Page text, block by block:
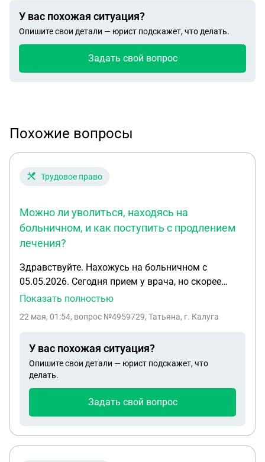
У вас похожая ситуация?
Опишите свои детали — юрист подскажет, что делать.
Задать свой вопрос
Похожие вопросы
Трудовое право
Можно ли уволиться, находясь на
больничном, и как поступить с продлением
лечения?
Здравствуйте. Нахожусь на больничном с
05.05.2026. Сегодня прием у врача, но скорее
всего продлят. Приходилось выходить на работу,
выписать, вопреки состоянию здоровья, или
находясь на больничном? Работодатель не
приемлет больничные более 10 дней. Но
состояние здоровья не позволяет выйти
Показать полностью
22 мая, 01:54, вопрос №4959729, Татьяна, г. Калуга
У вас похожая ситуация?
Опишите свои детали — юрист подскажет, что
делать.
Задать свой вопрос